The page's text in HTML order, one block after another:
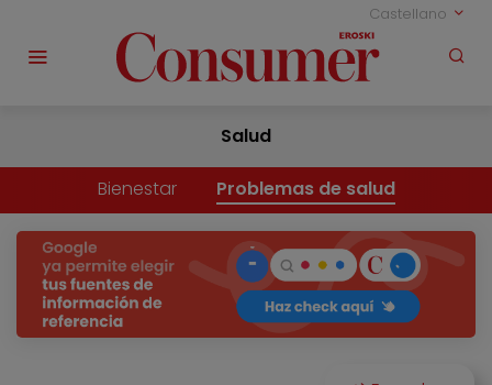
Castellano
Salud
Bienestar Problemas de salud